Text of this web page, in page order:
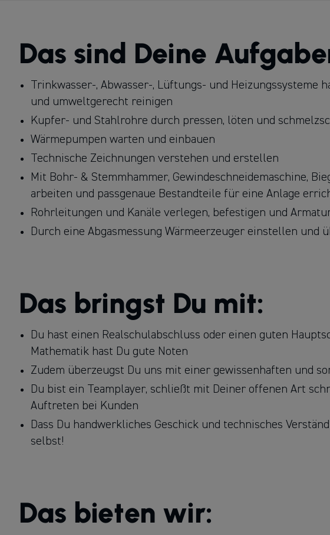
Das sind Deine
Trinkwasser-, Abwasser-, Lüftungs- und Heizungssysteme
und umweltgerecht reinigen
Kupfer- und Stahlrohre durch pressen, löten und
Wärmepumpen warten und einbauen
Technische Zeichnungen verstehen und erstellen
Mit Bohr- & Stemmhammer, Gewindeschneidemaschine,
arbeiten und passgenaue Bestandteile für eine Anlage
Rohrleitungen und Kanäle verlegen, befestigen und
Durch eine Abgasmessung Wärmeerzeuger einstellen und
Das bringst Du mit:
Du hast einen Realschulabschluss oder einen guten
Mathematik hast Du gute Noten
Zudem überzeugst Du uns mit einer gewissenhaften und
Du bist ein Teamplayer, schließt mit Deiner offenen Art
Auftreten bei Kunden
Dass Du handwerkliches Geschick und technisches
selbst!
Das bieten wir: